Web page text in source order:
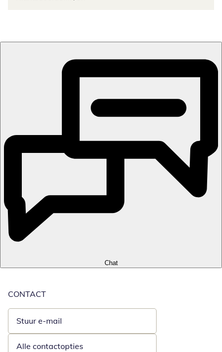
Chat
CONTACT
Stuur e-mail
Opent e-mailclient
Alle contactopties